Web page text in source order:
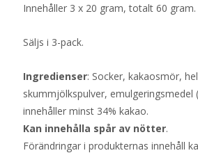
Innehåller 3 x 20 gram, totalt 60 gram.
Säljs i 3-pack.
Ingredienser: Socker, kakaosmör,
skummjölkspulver,
innehåller minst 34% kakao.
Kan innehålla spår av nötter.
Förändringar i produkternas innehåll